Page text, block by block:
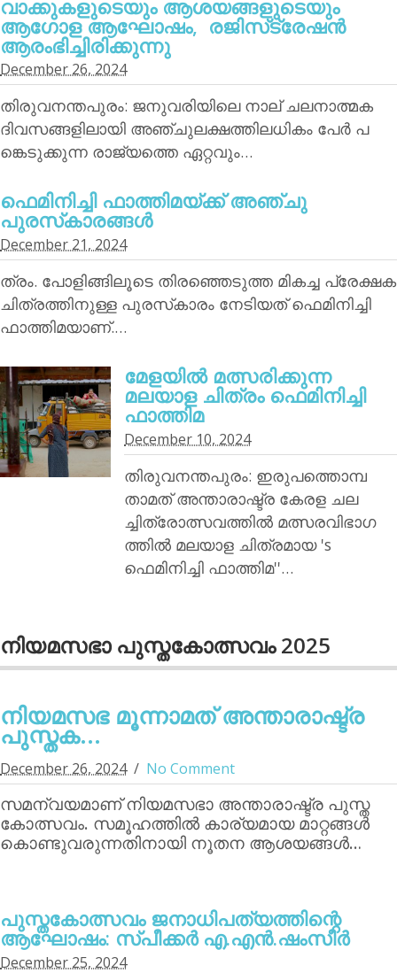
വാക്കുകളുടെയും ആശയങ്ങളുടെയും
ആഗോള ആഘോഷം, രജിസ്‌ട്രേഷന്‍
ആരംഭിച്ചിരിക്കുന്നു
December 26, 2024
തിരുവനന്തപുരം: ജനുവരിയിലെ നാല് ചലനാത്മക
ദിവസങ്ങളിലായി അഞ്ചുലക്ഷത്തിലധികം പേര്‍ പ
ങ്കെടുക്കുന്ന രാജ്യത്തെ ഏറ്റവും…
ഫെമിനിച്ചി ഫാത്തിമയ്ക്ക് അഞ്ചു
പുരസ്‌കാരങ്ങള്‍
December 21, 2024
ത്രം. പോളിങ്ങിലൂടെ തിരഞ്ഞെടുത്ത മികച്ച പ്രേക്ഷക
ചിത്രത്തിനുള്ള പുരസ്‌കാരം നേടിയത് ഫെമിനിച്ചി
ഫാത്തിമയാണ്.…
മേളയില്‍ മത്സരിക്കുന്ന
മലയാള ചിത്രം ഫെമിനിച്ചി
ഫാത്തിമ
December 10, 2024
തിരുവനന്തപുരം: ഇരുപത്തൊമ്പ
താമത് അന്താരാഷ്ട്ര കേരള ചല
ച്ചിത്രോത്സവത്തില്‍ മത്സരവിഭാഗ
ത്തില്‍ മലയാള ചിത്രമായ 's
ഫെമിനിച്ചി ഫാത്തിമ''…
നിയമസഭാ പുസ്തകോത്സവം 2025
നിയമസഭ മൂന്നാമത് അന്താരാഷ്ട്ര
പുസ്തക...
December 26, 2024 No Comment
സമന്വയമാണ് നിയമസഭാ അന്താരാഷ്ട്ര പുസ്ത
കോത്സവം. സമൂഹത്തില്‍ കാര്യമായ മാറ്റങ്ങള്‍
കൊണ്ടുവരുന്നതിനായി നൂതന ആശയങ്ങള്‍…
പുസ്തകോത്സവം ജനാധിപത്യത്തിന്റെ
ആഘോഷം: സ്പീക്കര്‍ എ.എന്‍.ഷംസീര്‍
December 25, 2024